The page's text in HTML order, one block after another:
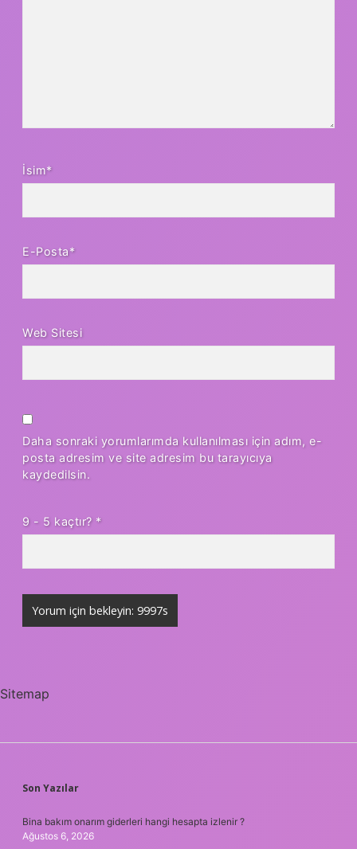
İsim*
E-Posta*
Web Sitesi
Daha sonraki yorumlarımda kullanılması için adım, e-
posta adresim ve site adresim bu tarayıcıya
kaydedilsin.
9 - 5 kaçtır? *
Sitemap
SIDEBAR
Son Yazılar
Bina bakım onarım giderleri hangi hesapta izlenir ?
Ağustos 6, 2026